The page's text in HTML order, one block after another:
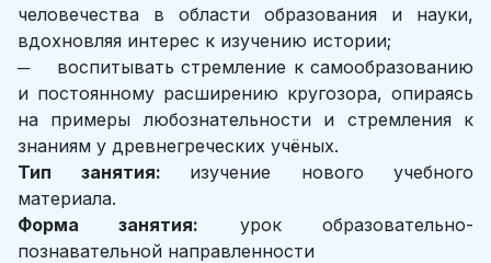
человечества в области образования и науки,
вдохновляя интерес к изучению истории;
─ воспитывать стремление к самообразованию
и постоянному расширению кругозора, опираясь
на примеры любознательности и стремления к
знаниям у древнегреческих учёных.
Тип занятия: изучение нового учебного
материала.
Форма занятия: урок образовательно-
познавательной направленности